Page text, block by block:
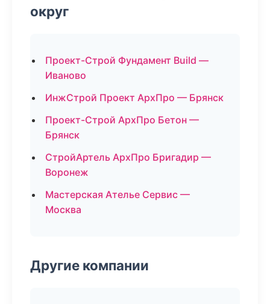
округ
Проект-Строй Фундамент Build —
Иваново
ИнжСтрой Проект АрхПро — Брянск
Проект-Строй АрхПро Бетон —
Брянск
СтройАртель АрхПро Бригадир —
Воронеж
Мастерская Ателье Сервис —
Москва
Другие компании